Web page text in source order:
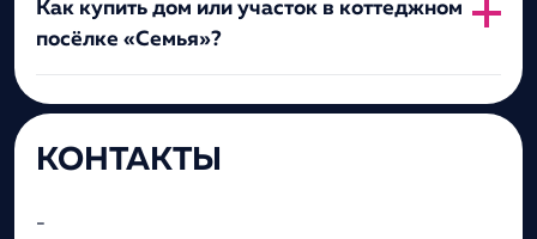
Как купить дом или участок в коттеджном
посёлке «Семья»?
КОНТАКТЫ
-